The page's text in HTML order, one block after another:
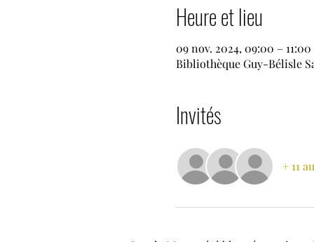
Heure et lieu
09 nov. 2024, 09:00 – 11:00
Bibliothèque Guy-Bélisle
Invités
+ 11